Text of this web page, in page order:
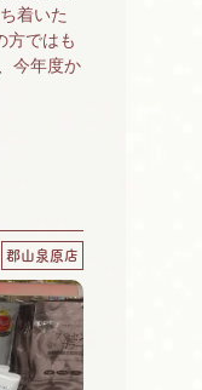
着いた
方ではも
今年度か
の
郡山泉原店